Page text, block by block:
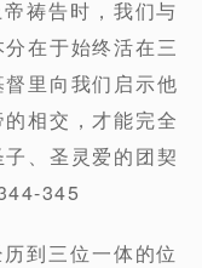
祷告时，我们与
在于始终活在三
里向我们启示他
相交，才能完全
、圣灵爱的团契
345
到三位一体的位